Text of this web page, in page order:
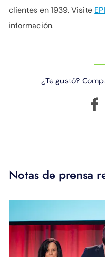
clientes en 1939. Visite
información.
¿Te gustó?
Notas de prensa